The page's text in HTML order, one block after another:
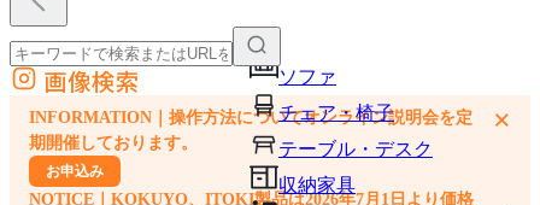
ソファ
チェア・椅子
テーブル・デスク
収納家具
外部サイトの商品をカートに追加
他のサイトで見つけた商品ページのURLを貼り付けて、カートに追加できます
画像検索
INFORMATION｜操作方法についてオンライン説明会を定
期開催しております。
お申込み
NOTICE｜KOKUYO、ITOKI製品は2026年7月1日より価格
×